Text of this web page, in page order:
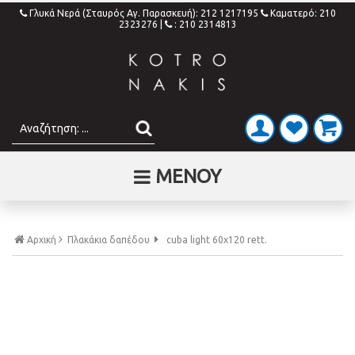
Γλυκά Νερά (Σταυρός Αγ. Παρασκευή): 212 1217195
Καματερό: 210
2323276
: 210 2314813
ΜΕΝΟΥ
Αρχική Πλακάκια δαπέδου cuba light 60x120 rett.